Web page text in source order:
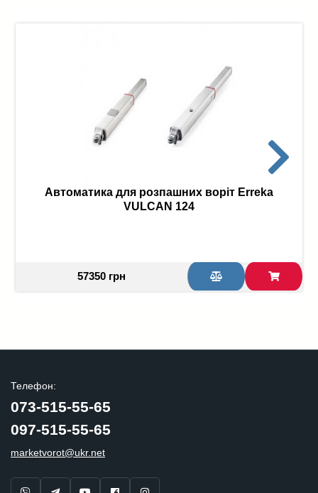
Автоматика для розпашних воріт Erreka
VULCAN 124
57350 грн
Телефон:
073-515-55-65
097-515-55-65
marketvorot@ukr.net